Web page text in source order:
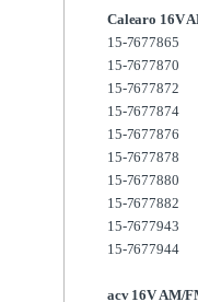
Calearo 16V
15-7677865
15-7677870
15-7677872
15-7677874
15-7677876
15-7677878
15-7677880
15-7677882
15-7677943
15-7677944
acv 16V AM/